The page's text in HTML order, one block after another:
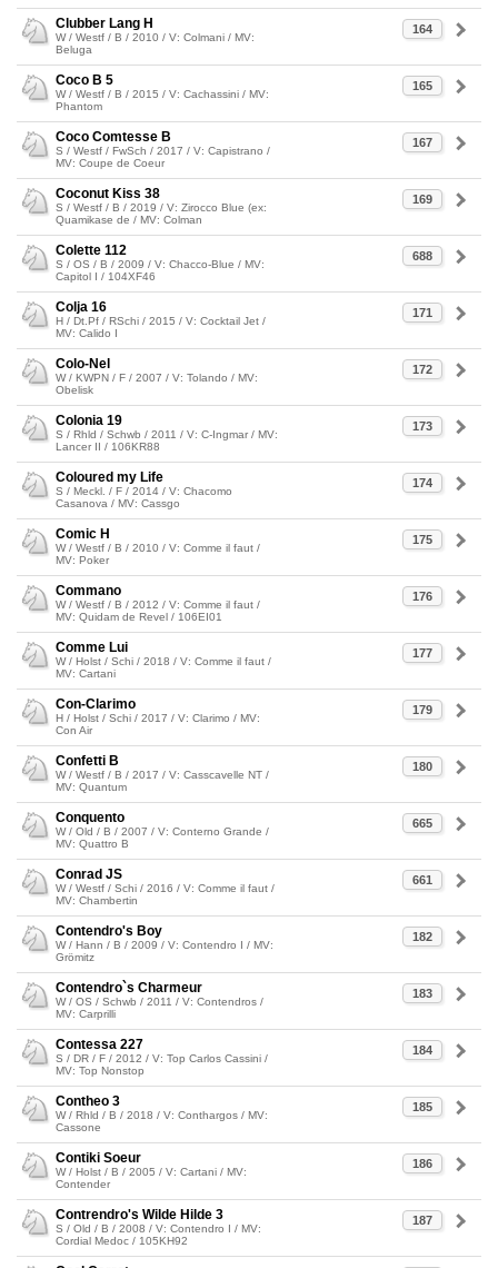
164
Clubber Lang H
W / Westf / B / 2010 / V: Colmani / MV:
Beluga
165
Coco B 5
W / Westf / B / 2015 / V: Cachassini / MV:
Phantom
167
Coco Comtesse B
S / Westf / FwSch / 2017 / V: Capistrano /
MV: Coupe de Coeur
169
Coconut Kiss 38
S / Westf / B / 2019 / V: Zirocco Blue (ex:
Quamikase de / MV: Colman
688
Colette 112
S / OS / B / 2009 / V: Chacco-Blue / MV:
Capitol I / 104XF46
171
Colja 16
H / Dt.Pf / RSchi / 2015 / V: Cocktail Jet /
MV: Calido I
172
Colo-Nel
W / KWPN / F / 2007 / V: Tolando / MV:
Obelisk
173
Colonia 19
S / Rhld / Schwb / 2011 / V: C-Ingmar / MV:
Lancer II / 106KR88
174
Coloured my Life
S / Meckl. / F / 2014 / V: Chacomo
Casanova / MV: Cassgo
175
Comic H
W / Westf / B / 2010 / V: Comme il faut /
MV: Poker
176
Commano
W / Westf / B / 2012 / V: Comme il faut /
MV: Quidam de Revel / 106EI01
177
Comme Lui
W / Holst / Schi / 2018 / V: Comme il faut /
MV: Cartani
179
Con-Clarimo
H / Holst / Schi / 2017 / V: Clarimo / MV:
Con Air
180
Confetti B
W / Westf / B / 2017 / V: Casscavelle NT /
MV: Quantum
665
Conquento
W / Old / B / 2007 / V: Conterno Grande /
MV: Quattro B
661
Conrad JS
W / Westf / Schi / 2016 / V: Comme il faut /
MV: Chambertin
182
Contendro's Boy
W / Hann / B / 2009 / V: Contendro I / MV:
Grömitz
183
Contendro`s Charmeur
W / OS / Schwb / 2011 / V: Contendros /
MV: Carprilli
184
Contessa 227
S / DR / F / 2012 / V: Top Carlos Cassini /
MV: Top Nonstop
185
Contheo 3
W / Rhld / B / 2018 / V: Conthargos / MV:
Cassone
186
Contiki Soeur
W / Holst / B / 2005 / V: Cartani / MV:
Contender
187
Contrendro's Wilde Hilde 3
S / Old / B / 2008 / V: Contendro I / MV:
Cordial Medoc / 105KH92